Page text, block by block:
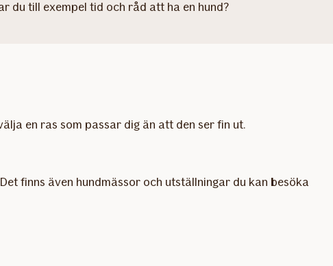
du till exempel tid och råd att ha en hund?
en ras som passar dig än att den ser fin ut.
finns även hundmässor och utställningar du kan besöka